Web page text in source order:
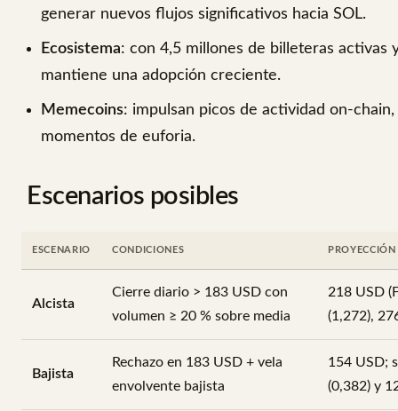
generar nuevos flujos significativos hacia SOL.
Ecosistema: con 4,5 millones de billeteras activas
mantiene una adopción creciente.
Memecoins: impulsan picos de actividad on-
momentos de euforia.
Escenarios posibles
ESCENARIO CONDICIONES PROYECCIÓN
Alcista
Cierre diario > 183 USD con
volumen ≥ 20 % sobre media
218 USD
(1,272),
Bajista
Rechazo en 183 USD + vela
envolvente bajista
154 USD;
(0,382) y